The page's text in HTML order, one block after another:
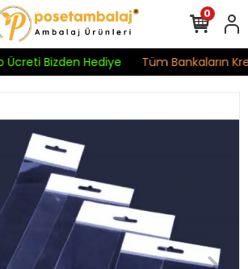
Bizden Hediye Tüm Bankaların
0